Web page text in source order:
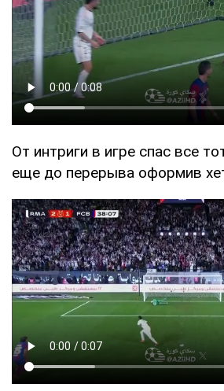
От интриги в игре спас все
еще до перерыва оформив